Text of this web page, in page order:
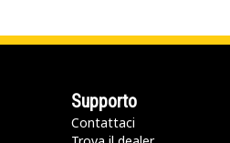
Supporto
Contattaci